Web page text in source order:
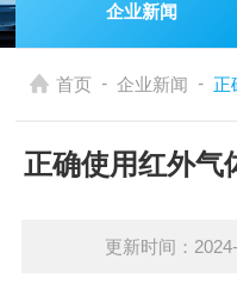
企业新闻
首页 - 企业新闻 - 正
正确使用红外气
更新时间：